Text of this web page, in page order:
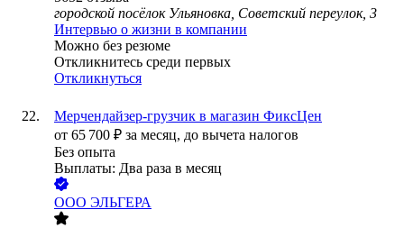
городской посёлок Ульяновка, Советский переулок, 3
Интервью о жизни в компании
Можно без резюме
Откликнитесь среди первых
Откликнуться
Мерчендайзер-грузчик в магазин ФиксЦен
от 65 700 ₽ за месяц, до вычета налогов
Без опыта
Выплаты: Два раза в месяц
ООО ЭЛЬГЕРА